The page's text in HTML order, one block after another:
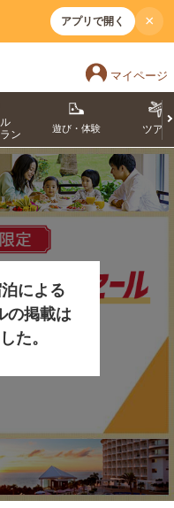
アプリで開く ×
マイページ
ン
遊び・体験 ツアー
による
の掲載は
た。